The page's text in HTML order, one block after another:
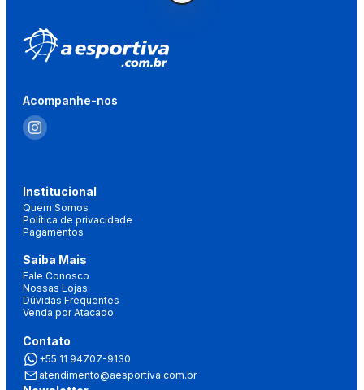
Acompanhe-nos
Institucional
Quem Somos
Política de privacidade
Pagamentos
Saiba Mais
Fale Conosco
Nossas Lojas
Dúvidas Frequentes
Venda por Atacado
Contato
+55 11 94707-9130
atendimento@aesportiva.com.br